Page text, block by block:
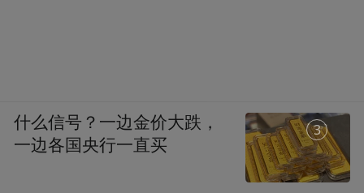
1
什么信号？一边金价大跌，
一边各国央行一直买